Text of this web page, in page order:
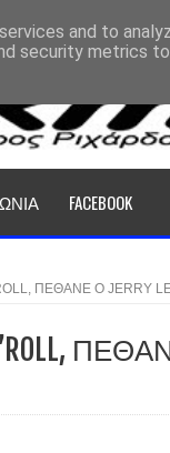
FACEBOOK
ΠΕΘΑΝΕ Ο JERRY
ΠΕΘΑΝΕ
and to
security metrics